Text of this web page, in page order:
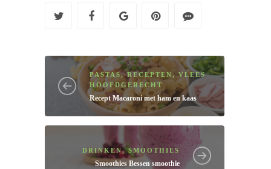
PASTAS,RECEPTEN,VLEES
HOOFDGERECHT
Recept Macaroni met ham en kaas
DRINKEN,SMOOTHIES
SmoothiesBessen smoothie